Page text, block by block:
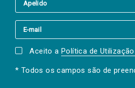
Aceito a Política de
* Todos os campos são de